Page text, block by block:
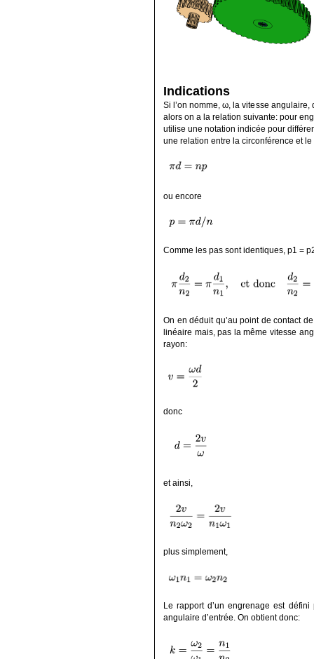
Indications
Si l’on nomme, ω, la vitesse angulaire,
alors on a la relation suivante: pour
utilise une notation indicée pour
une relation entre la circonférence et le
ou encore
Comme les pas sont identiques, p1 =
On en déduit qu’au point de contact
linéaire mais, pas la même vitesse
rayon:
donc
et ainsi,
plus simplement,
Le rapport d’un engrenage est
angulaire d’entrée. On obtient donc: